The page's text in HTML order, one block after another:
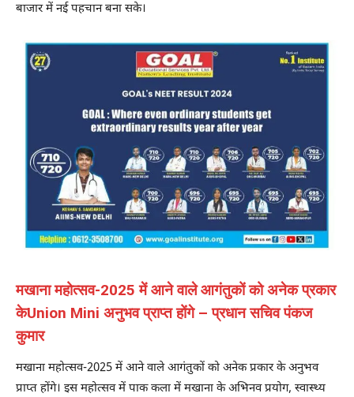
बाजार में नई पहचान बना सके।
मखाना महोत्सव-2025 में आने वाले आगंतुकों को अनेक प्रकार
केUnion Mini अनुभव प्राप्त होंगे – प्रधान सचिव पंकज
कुमार
मखाना महोत्सव-2025 में आने वाले आगंतुकों को अनेक प्रकार के अनुभव
प्राप्त होंगे। इस महोत्सव में पाक कला में मखाना के अभिनव प्रयोग, स्वास्थ्य